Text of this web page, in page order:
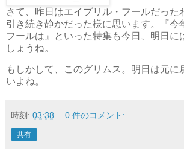
さて、昨日はエイプリル・フールだった
引き続き静かだった様に思います。『今
フールは』といった特集も今日、明日に
しょうね。
もしかして、このグリムス。明日は元に
いよね。
時刻: 03:38 0 件のコメント:
共有